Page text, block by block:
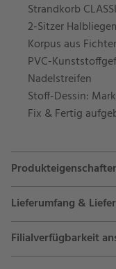
Strandkorb
2-Sitzer
Korpus aus
PVC-
Nadelstreifen
Stoff-Dessin:
Fix & Fertig
Lieferumfang &
Filialverfügbarkeit